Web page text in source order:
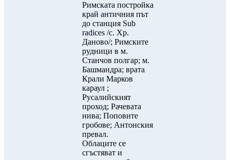
Римската постройка
край античния път
до станция Sub
radices /с. Хр.
Даново/; Римските
рудници в м.
Станчов полгар; м.
Башмандра; врата
Крали Марков
караул ;
Русалийският
проход; Рачевата
нива; Поповите
гробове; Антонския
превал.
Облаците се
сгъстяват и